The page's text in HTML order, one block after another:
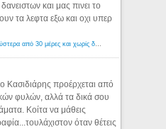
και μας πινει το
τα λεφτα εξω και οχι υπερ
Εφορία: Κατάσχονται όλα ύστερα από 30 μέρες και χωρίς δικαστικές αποφάσεις - Λόγιος Ερμής
Κασιδιάρης προέρχεται από
φυλών, αλλά τα δικά σου
Κοίτα να μάθεις
όταν θέτεις